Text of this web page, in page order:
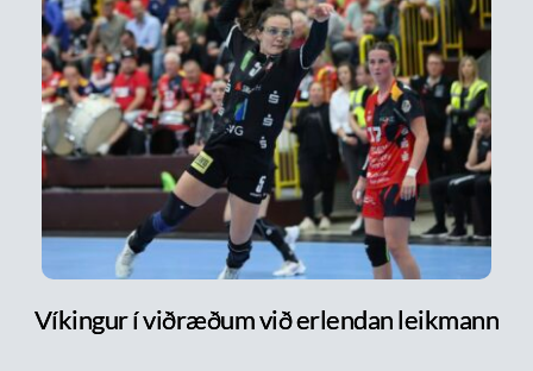
Víkingur í viðræðum við erlendan leikmann